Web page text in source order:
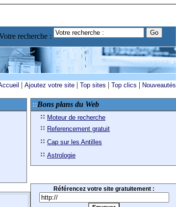
recherche :
| Ajoutez votre site | Top sites | Top clics | Nouveautés
Bons plans du Web
Moteur de recherche
Referencement gratuit
Cap sur les Antilles
Astrologie
Référencez votre site gratuitement :